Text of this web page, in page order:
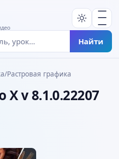
Найти
/Растровая графика
X v 8.1.0.22207